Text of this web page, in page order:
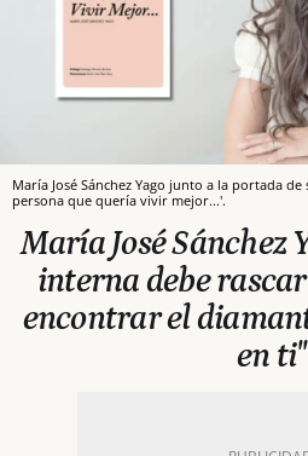
María José Sánchez Yago junto a la portada
persona que quería vivir mejor...'.
María José Sánchez
interna debe
encontrar el
en ti"